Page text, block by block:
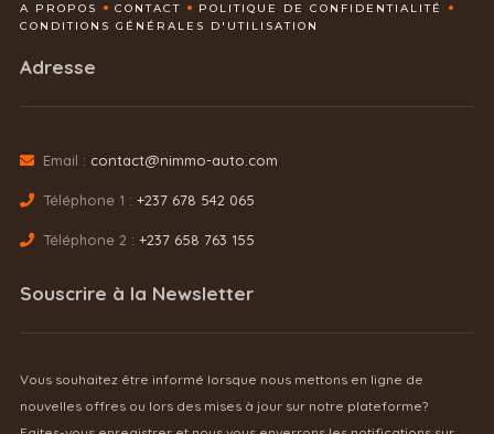
A PROPOS CONTACT
POLITIQUE DE CONFIDENTIALITÉ
CONDITIONS GÉNÉRALES D'UTILISATION
Adresse
Email : contact@nimmo-auto.com
Téléphone 1 : +237 678 542 065
Téléphone 2 : +237 658 763 155
Souscrire à la Newsletter
Vous souhaitez être informé lorsque nous mettons en ligne de
nouvelles offres ou lors des mises à jour sur notre plateforme?